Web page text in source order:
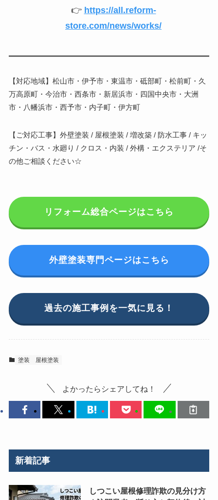
👉 https://all.reform-
store.com/news/works/
【対応地域】松山市・伊予市・東温市・砥部町・松前町・久
万高原町・今治市・西条市・新居浜市・四国中央市・大洲
市・八幡浜市・西予市・内子町・伊方町
【ご対応工事】外壁塗装 / 屋根塗装 / 増改築 / 防水工事 / キッ
チン・バス・水廻り / クロス・内装 / 外構・エクステリア /そ
の他ご相談ください☆
リフォーム総合ページはこちら
外壁塗装専門ページはこちら
過去の施工事例を一気に見る！
塗装 屋根塗装
よかったらシェアしてね！
新着記事
しつこい屋根修理詐欺の見分け方